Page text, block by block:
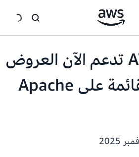
AWS Glue تدعم الآن العروض
المادية القائمة على Apache